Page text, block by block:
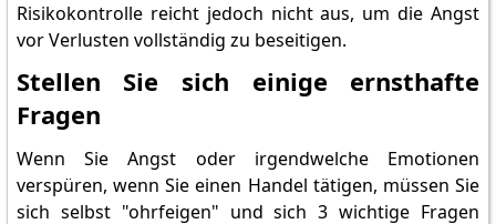
Risikokontrolle reicht jedoch nicht aus, um die Angst
vor Verlusten vollständig zu beseitigen.
Stellen Sie sich einige ernsthafte
Fragen
Wenn Sie Angst oder irgendwelche Emotionen
verspüren, wenn Sie einen Handel tätigen, müssen Sie
sich selbst "ohrfeigen" und sich 3 wichtige Fragen